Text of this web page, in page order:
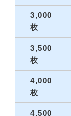
3,000
枚
3,500
枚
4,000
枚
4,500